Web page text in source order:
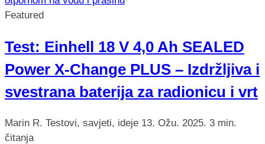
Featured
Test: Einhell 18 V 4,0 Ah SEALED
Power X-Change PLUS – Izdržljiva i
svestrana baterija za radionicu i vrt
Marin R. Testovi, savjeti, ideje 13. Ožu. 2025. 3 min.
čitanja